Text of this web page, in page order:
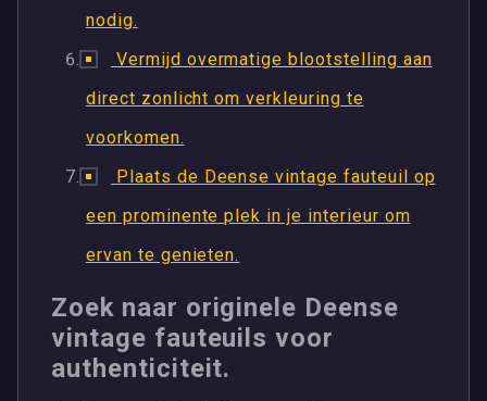
nodig.
Vermijd overmatige blootstelling aan
direct zonlicht om verkleuring te
voorkomen.
Plaats de Deense vintage fauteuil op
een prominente plek in je interieur om
ervan te genieten.
Zoek naar originele Deense
vintage fauteuils voor
authenticiteit.